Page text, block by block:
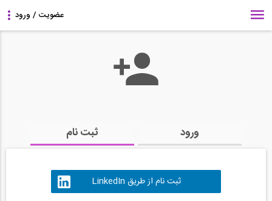
ورود ثبت نام
ثبت نام از طریق LinkedIn